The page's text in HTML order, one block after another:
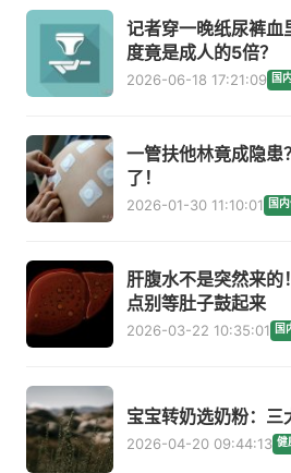
记者穿一晚纸尿裤血
度竟是成人的5倍？
2026-06-18 17:21:09 国
一管扶他林竟成隐
了！
2026-01-30 11:10:01 国
肝腹水不是突然来
点别等肚子鼓起来
2026-03-22 10:35:01 国
宝宝转奶选奶粉：三
2026-04-20 09:44:13 健